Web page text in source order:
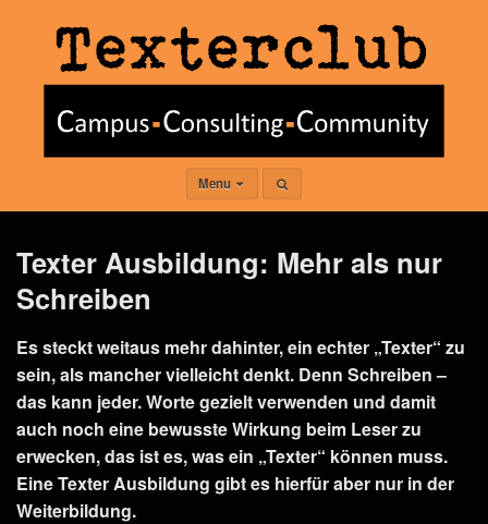
Menu
Texter Ausbildung: Mehr als nur
Schreiben
Es steckt weitaus mehr dahinter, ein echter „Texter“ zu
sein, als mancher vielleicht denkt. Denn Schreiben –
das kann jeder. Worte gezielt verwenden und damit
auch noch eine bewusste Wirkung beim Leser zu
erwecken, das ist es, was ein „Texter“ können muss.
Eine Texter Ausbildung gibt es hierfür aber nur in der
Weiterbildung.